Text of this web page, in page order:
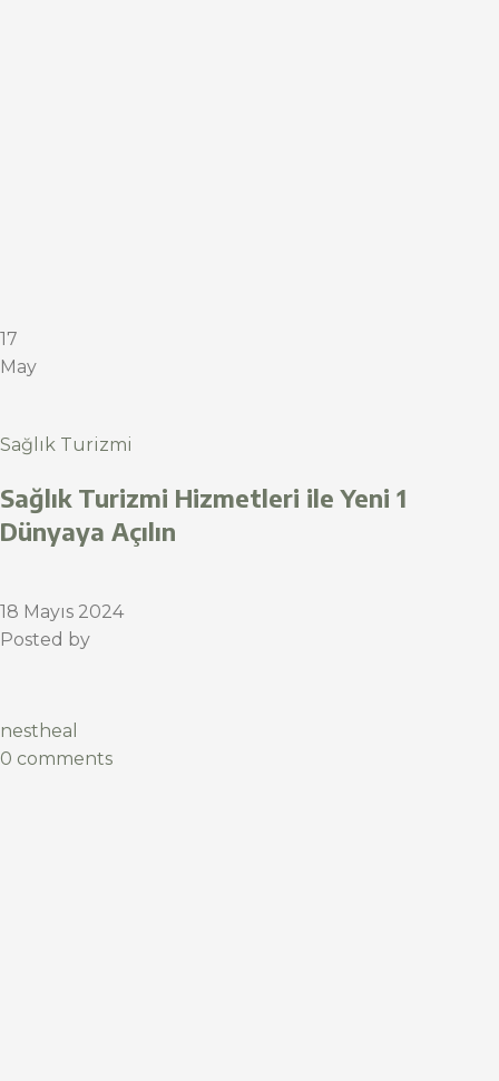
17
May
Sağlık Turizmi
Sağlık Turizmi Hizmetleri ile Yeni 1
Dünyaya Açılın
18 Mayıs 2024
Posted by
nestheal
0 comments